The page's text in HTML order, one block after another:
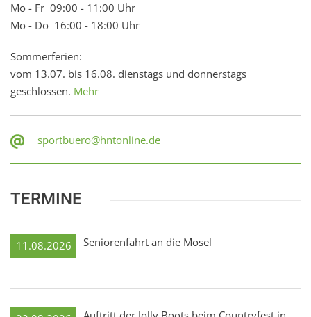
Mo - Fr 09:00 - 11:00 Uhr
Mo - Do 16:00 - 18:00 Uhr
Sommerferien:
vom 13.07. bis 16.08. dienstags und donnerstags
geschlossen. Mehr
sportbuero@hntonline.de
TERMINE
11.08.2026 Seniorenfahrt an die Mosel